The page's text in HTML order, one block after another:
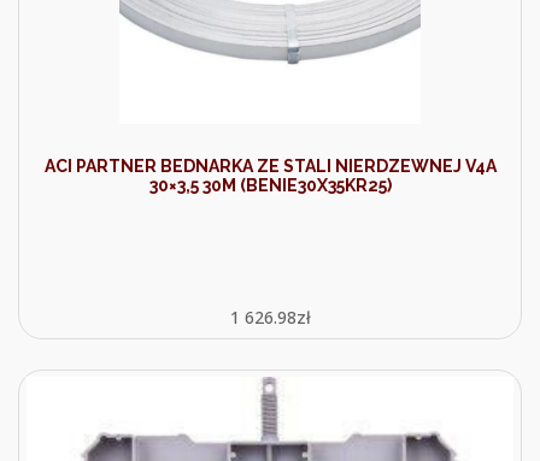
ACI PARTNER BEDNARKA ZE STALI NIERDZEWNEJ V4A
30×3,5 30M (BENIE30X35KR25)
1 626.98zł